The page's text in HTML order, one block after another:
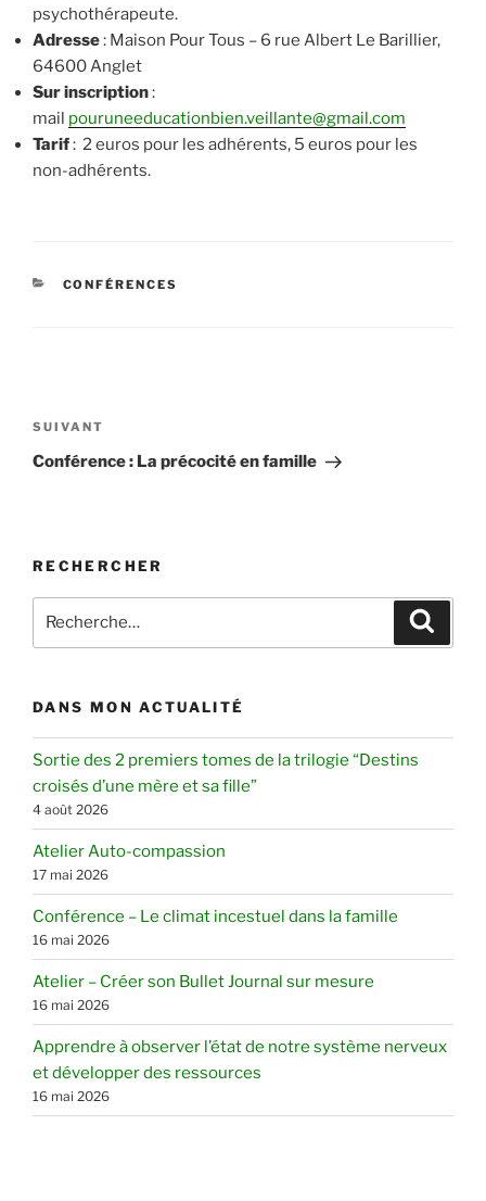
psychothérapeute.
Adresse: Maison Pour Tous – 6 rue Albert Le Barillier,
64600 Anglet
Sur inscription:
mail pouruneeducationbien.veillante@gmail.com
Tarif: 2 euros pour les adhérents, 5 euros pour les
non-adhérents.
CATÉGORIES
CONFÉRENCES
de
l’article
Article
suivant
SUIVANT
Conférence : La précocité en famille
RECHERCHER
pour
DANS MON ACTUALITÉ
Sortie des 2 premiers tomes de la trilogie “Destins
croisés d’une mère et sa fille”
4 août 2026
Atelier Auto-compassion
17 mai 2026
Conférence – Le climat incestuel dans la famille
16 mai 2026
Atelier – Créer son Bullet Journal sur mesure
16 mai 2026
Apprendre à observer l’état de notre système nerveux
et développer des ressources
16 mai 2026